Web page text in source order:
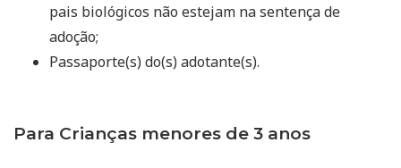
pais biológicos não estejam na sentença de
adoção;
Passaporte(s) do(s) adotante(s).
Para Crianças menores de 3 anos